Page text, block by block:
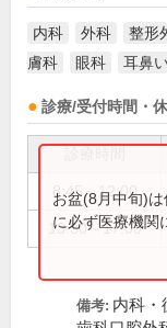
内科 外科 整形
膚科
眼科 耳鼻
診療/受付時間・
8:45～12:00
13:30～17:00
お盆(8月中旬)
に必ず医療機関
備考: 内科・